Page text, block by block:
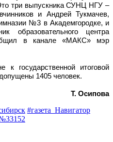
три выпускника СУНЦ НГУ –
и Андрей Тукмачев,
№3 в Академгородке, и
образовательного центра
в канале «МАКС» мэр
к государственной итоговой
1405 человек.
Т. Осипова
#газета_Навигатор